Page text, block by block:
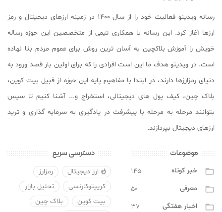
رسانه ویدینو فعالیت خود را از سال ۱۴۰۰ در زمینه ارزهای دیجیتال و رمز
ارزها آغاز کرد. این رسانه با همکاری تیمی از متخصصین این حوزه رساله
خویش را آموزش بلاکچین به آسان ترین روش برای عموم مردم بنا نهاده
است. در ویدینو هدف ما این است افرادی را که برای اولین بار قصد ورود به
دنیای رمزارزها دارند، در ابتدا با مفاهیم پایه این حوزه از قبیل بیت کوین،
بلاک چین، کیف پول های دیجیتالی، استخراج و... آشنا کنیم تا سپس
بتوانند مرحله به مرحله با پیشرفت در یادگیری به سرمایه گذاری و ترید
ارزهای دیجیتال بپردازند.
موضوعات

خبر کوتاه ۱۴۵
 معرفی ۵۰
 اخبار هفتگی ۳۷
دسترسی سریع
 ارز دیجیتال
رمزارز
کریپتوکارنسی
تحلیل بازار
بیت کوین
بلاک چین